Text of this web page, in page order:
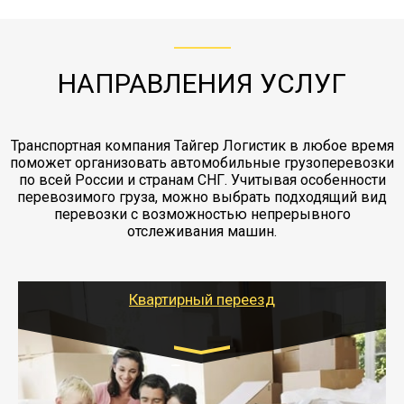
заканчивая выгрузкой в пункте получателя.
НАПРАВЛЕНИЯ УСЛУГ
Транспортная компания Тайгер Логистик в любое время
поможет организовать автомобильные грузоперевозки
по всей России и странам СНГ. Учитывая особенности
перевозимого груза, можно выбрать подходящий вид
перевозки с возможностью непрерывного
отслеживания машин.
Квартирный переезд
Газель: 1,5 и 3 тонны